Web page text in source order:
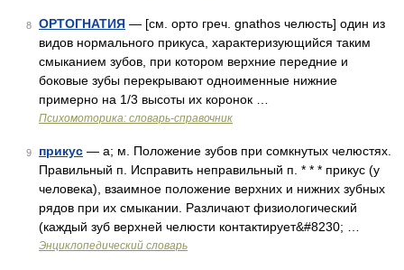
8 ОРТОГНАТИЯ — [см. орто греч. gnathos челюсть] один из
видов нормального прикуса, характеризующийся таким
смыканием зубов, при котором верхние передние и
боковые зубы перекрывают одноименные нижние
примерно на 1/3 высоты их коронок …
Психомоторика: cловарь-справочник
9 прикус — а; м. Положение зубов при сомкнутых челюстях.
Правильный п. Исправить неправильный п. * * * прикус (у
человека), взаимное положение верхних и нижних зубных
рядов при их смыкании. Различают физиологический
(каждый зуб верхней челюсти контактирует&#8230; …
Энциклопедический словарь